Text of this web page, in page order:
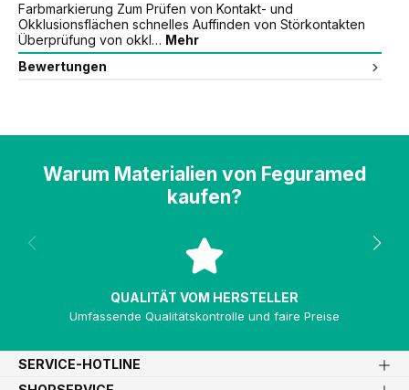
Farbmarkierung Zum Prüfen von Kontakt- und
Okklusionsflächen schnelles Auffinden von Störkontakten
Überprüfung von okkl… Mehr
Bewertungen
Warum Materialien von Feguramed
kaufen?
QUALITÄT VOM HERSTELLER
Umfassende Qualitätskontrolle und faire Preise
SERVICE-HOTLINE